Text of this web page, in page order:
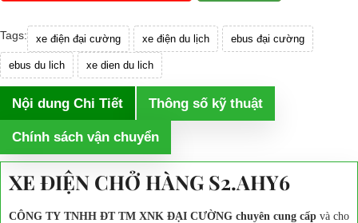
Tags: xe điện đại cường xe điện du lịch ebus đại cường
ebus du lich xe dien du lich
Nội dung Chi Tiết Thông số kỹ thuật
Chính sách vận chuyển
XE ĐIỆN CHỞ HÀNG S2.AHY6
CÔNG TY TNHH ĐT TM XNK ĐẠI CƯỜNG chuyên cung cấp và cho